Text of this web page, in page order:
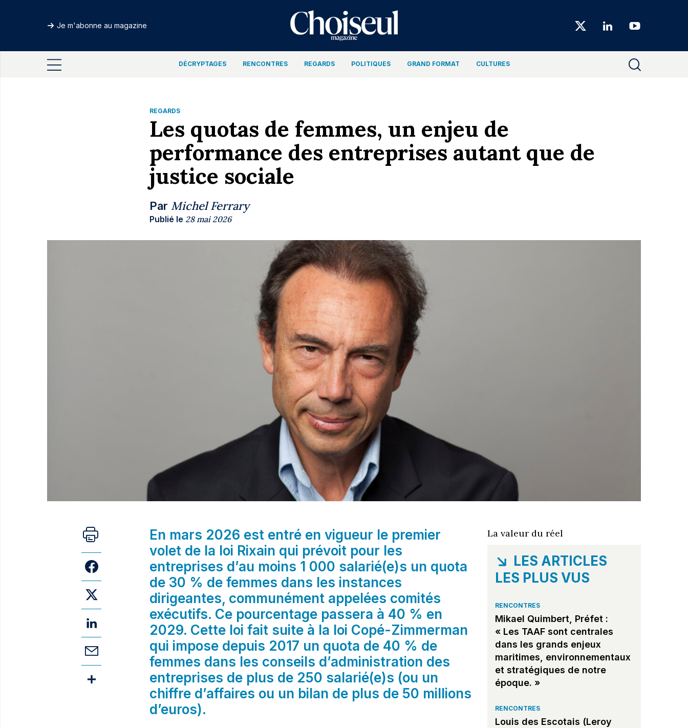
Je m'abonne au magazine Choiseul
Magazine
DÉCRYPTAGES RENCONTRES REGARDS POLITIQUES GRAND FORMAT CULTURES
REGARDS
Les quotas de femmes, un enjeu de
performance des entreprises autant que de
justice sociale
Par Michel Ferrary
Publié le 28 mai 2026
En mars 2026 est entré en vigueur le premier
volet de la loi Rixain qui prévoit pour les
entreprises d’au moins 1 000 salarié(e)s un quota
de 30 % de femmes dans les instances
dirigeantes, communément appelées comités
exécutifs. Ce pourcentage passera à 40 % en
2029. Cette loi fait suite à la loi Copé-Zimmerman
qui impose depuis 2017 un quota de 40 % de
femmes dans les conseils d’administration des
entreprises de plus de 250 salarié(e)s (ou un
chiffre d’affaires ou un bilan de plus de 50 millions
d’euros).
La valeur du réel
LES ARTICLES
LES PLUS VUS
RENCONTRES
Mikael Quimbert, Préfet :
« Les TAAF sont centrales
dans les grands enjeux
maritimes, environnementaux
et stratégiques de notre
époque. »
RENCONTRES
Louis des Escotais (Leroy